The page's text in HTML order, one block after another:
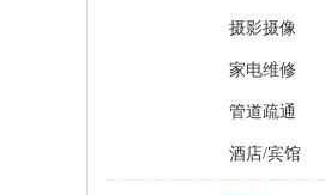
摄影摄像
家电维修
管道疏通
酒店/宾馆